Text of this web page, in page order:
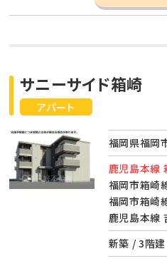
アパート
サニーサイド箱崎
福岡県福岡
鹿児島本線
福岡市箱崎
福岡市箱崎
鹿児島本線
新築 / 3階建